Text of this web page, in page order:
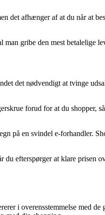
det afhænger af at du når at
gribe den mest betalelige
det nødvendigt at tvinge
forud for at du shopper,
på en svindel e-forhandler.
efterspørger at klare prisen
i overensstemmelse med de